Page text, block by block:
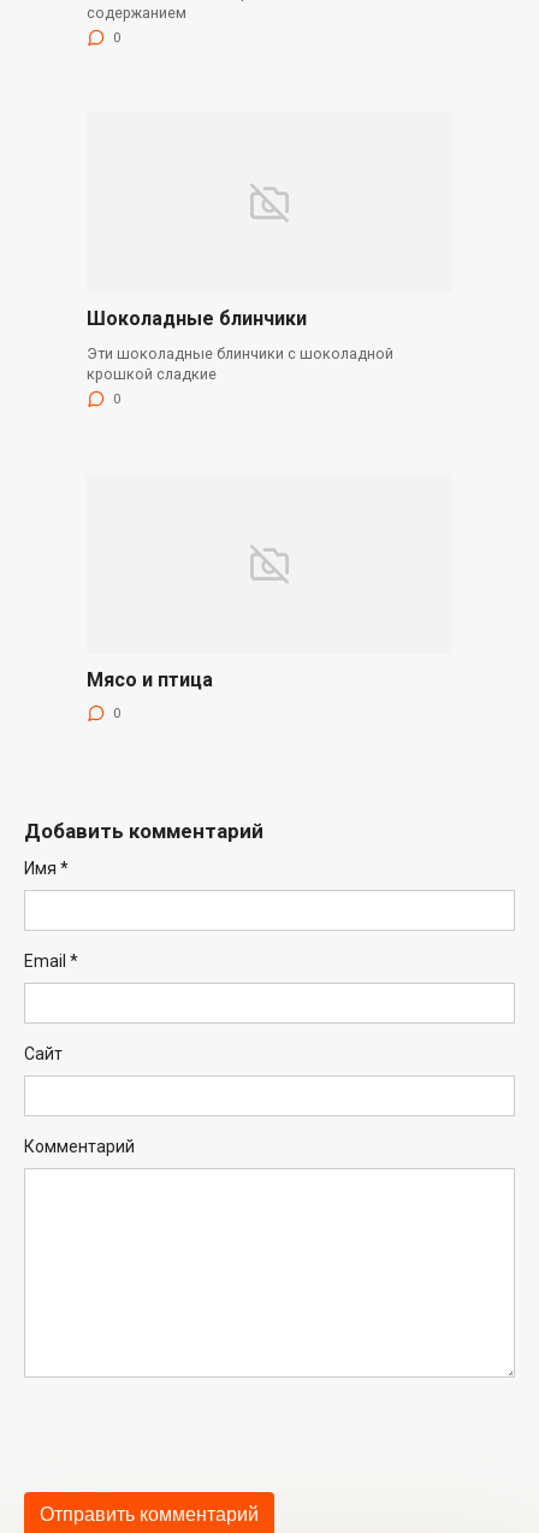
содержанием
0
Шоколадные блинчики
Эти шоколадные блинчики с шоколадной
крошкой сладкие
0
Мясо и птица
0
Добавить комментарий
Имя *
Email *
Сайт
Комментарий